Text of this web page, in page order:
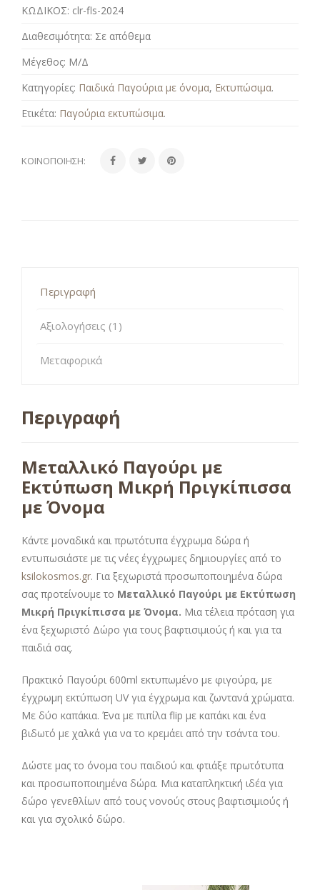
ΚΩΔΙΚΟΣ: clr-fls-2024
Διαθεσιμότητα: Σε απόθεμα
Μέγεθος: Μ/Δ
Κατηγορίες: Παιδικά Παγούρια με όνομα, Εκτυπώσιμα.
Ετικέτα: Παγούρια εκτυπώσιμα.
ΚΟΙΝΟΠΟΊΗΣΗ:
Περιγραφή
Αξιολογήσεις (1)
Μεταφορικά
Περιγραφή
Μεταλλικό Παγούρι με
Εκτύπωση Μικρή Πριγκίπισσα
με Όνομα
Κάντε μοναδικά και πρωτότυπα έγχρωμα δώρα ή
εντυπωσιάστε με τις νέες έγχρωμες δημιουργίες από το
ksilokosmos.gr. Για ξεχωριστά προσωποποιημένα δώρα
σας προτείνουμε το Μεταλλικό Παγούρι με Εκτύπωση
Μικρή Πριγκίπισσα με Όνομα. Μια τέλεια πρόταση για
ένα ξεχωριστό Δώρο για τους βαφτισιμιούς ή και για τα
παιδιά σας.
Πρακτικό Παγούρι 600ml εκτυπωμένο με φιγούρα, με
έγχρωμη εκτύπωση UV για έγχρωμα και ζωντανά χρώματα.
Με δύο καπάκια. Ένα με πιπίλα flip με καπάκι και ένα
βιδωτό με χαλκά για να το κρεμάει από την τσάντα του.
Δώστε μας το όνομα του παιδιού και φτιάξε πρωτότυπα
και προσωποποιημένα δώρα. Μια καταπληκτική ιδέα για
δώρο γενεθλίων από τους νονούς στους βαφτισιμιούς ή
και για σχολικό δώρο.